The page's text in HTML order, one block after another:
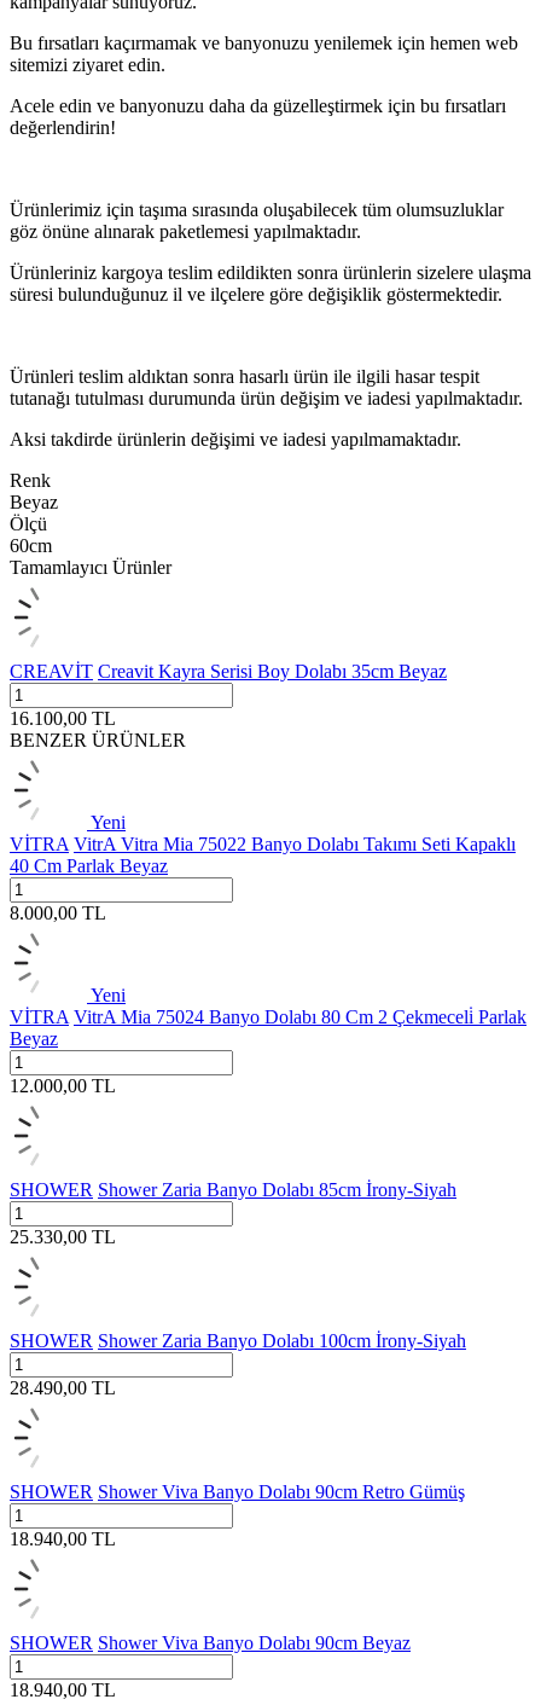
Bu fırsatları kaçırmamak ve banyonuzu yenilemek için hemen web
sitemizi ziyaret edin.
Acele edin ve banyonuzu daha da güzelleştirmek için bu fırsatları
değerlendirin!
Ürünlerimiz için taşıma sırasında oluşabilecek tüm olumsuzluklar
göz önüne alınarak paketlemesi yapılmaktadır.
Ürünleriniz kargoya teslim edildikten sonra ürünlerin sizelere ulaşma
süresi bulunduğunuz il ve ilçelere göre değişiklik göstermektedir.
Ürünleri teslim aldıktan sonra hasarlı ürün ile ilgili hasar tespit
tutanağı tutulması durumunda ürün değişim ve iadesi yapılmaktadır.
Aksi takdirde ürünlerin değişimi ve iadesi yapılmamaktadır.
Renk
Beyaz
Ölçü
60cm
Tamamlayıcı Ürünler
CREAVİT Creavit Kayra Serisi Boy Dolabı 35cm Beyaz
16.100,00 TL
BENZER ÜRÜNLER
Yeni
VİTRA VitrA Vitra Mia 75022 Banyo Dolabı Takımı Seti Kapaklı
40 Cm Parlak Beyaz
8.000,00 TL
Yeni
VİTRA VitrA Mia 75024 Banyo Dolabı 80 Cm 2 Çekmeceli̇ Parlak
Beyaz
12.000,00 TL
SHOWER Shower Zaria Banyo Dolabı 85cm İrony-Siyah
25.330,00 TL
SHOWER Shower Zaria Banyo Dolabı 100cm İrony-Siyah
28.490,00 TL
SHOWER Shower Viva Banyo Dolabı 90cm Retro Gümüş
18.940,00 TL
SHOWER Shower Viva Banyo Dolabı 90cm Beyaz
18.940,00 TL